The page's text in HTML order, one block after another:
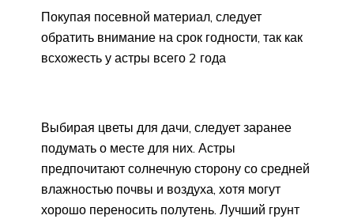
Покупая посевной материал, следует
обратить внимание на срок годности, так как
всхожесть у астры всего 2 года
Выбирая цветы для дачи, следует заранее
подумать о месте для них. Астры
предпочитают солнечную сторону со средней
влажностью почвы и воздуха, хотя могут
хорошо переносить полутень. Лучший грунт